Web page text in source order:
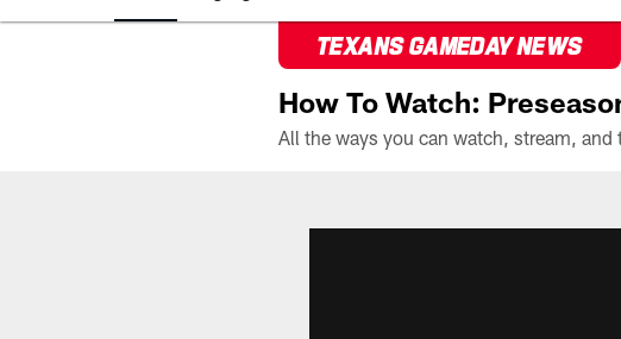
TEXANS GAMEDAY NEWS
How To Watch: